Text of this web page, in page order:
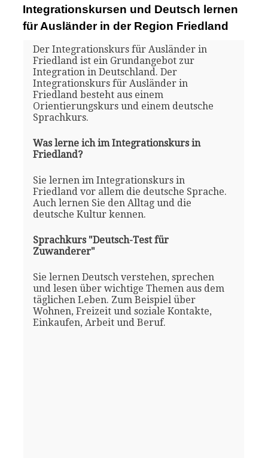
Integrationskursen und Deutsch lernen
für Ausländer in der Region Friedland
Der Integrationskurs für Ausländer in
Friedland ist ein Grundangebot zur
Integration in Deutschland. Der
Integrationskurs für Ausländer in
Friedland besteht aus einem
Orientierungskurs und einem deutsche
Sprachkurs.
Was lerne ich im Integrationskurs in
Friedland?
Sie lernen im Integrationskurs in
Friedland vor allem die deutsche Sprache.
Auch lernen Sie den Alltag und die
deutsche Kultur kennen.
Sprachkurs "Deutsch-Test für
Zuwanderer"
Sie lernen Deutsch verstehen, sprechen
und lesen über wichtige Themen aus dem
täglichen Leben. Zum Beispiel über
Wohnen, Freizeit und soziale Kontakte,
Einkaufen, Arbeit und Beruf.